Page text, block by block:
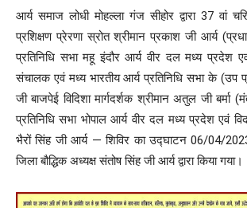
आर्य समाज लोधी मोहल्ला गंज सीहोर द्वारा 37 वां
प्रशिक्षण प्रेरणा स्रोत श्रीमान प्रकाश जी आर्य
प्रतिनिधि सभा महू इंदौर आर्य वीर दल मध्य प्रदेश एवं
संचालक एवं मध्य भारतीय आर्य प्रतिनिधि सभा के (उप
जी बाजपेई विदिशा मार्गदर्शक श्रीमान अतुल जी बर्मा
प्रतिनिधि सभा भोपाल आर्य वीर दल मध्य प्रदेश एवं
भैरों सिंह जी आर्य — शिविर का उद्घाटन 06/04/
जिला बौद्धिक अध्यक्ष संतोष सिंह जी आर्य द्वारा किया गया।